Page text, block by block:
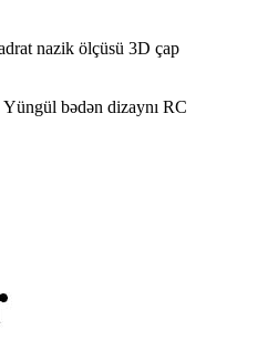
nazik ölçüsü 3D çap
bədən dizaynı RC